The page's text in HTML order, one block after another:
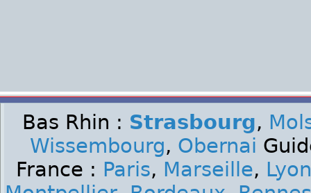
Bas Rhin : Strasbourg,
Wissembourg, Obernai
France : Paris, Marseille, Lyon